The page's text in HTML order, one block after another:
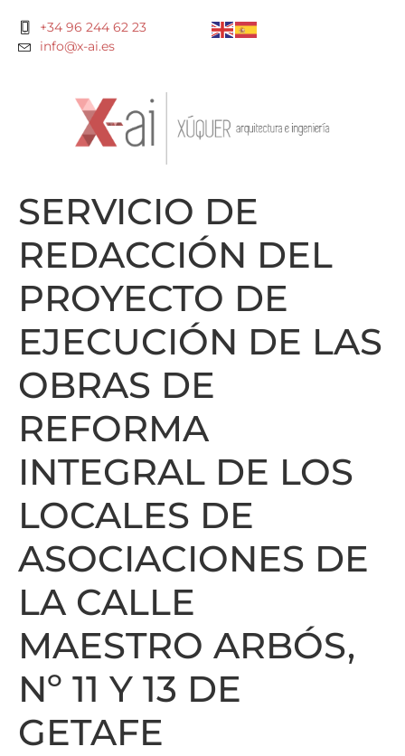
+34 96 244 62 23
info@x-ai.es
SERVICIO DE
REDACCIÓN DEL
PROYECTO DE
EJECUCIÓN DE LAS
OBRAS DE
REFORMA
INTEGRAL DE LOS
LOCALES DE
ASOCIACIONES DE
LA CALLE
MAESTRO ARBÓS,
Nº 11 Y 13 DE
GETAFE